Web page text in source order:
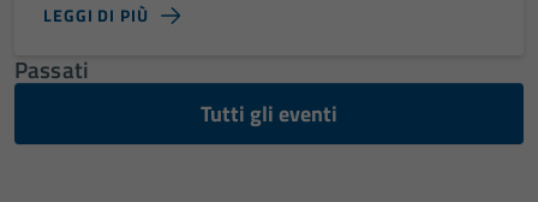
LEGGI DI PIÙ
Passati
Tutti gli eventi